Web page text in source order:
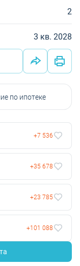
2
3 кв. 2028
по ипотеке
+7 536
+35 678
+23 785
+101 088